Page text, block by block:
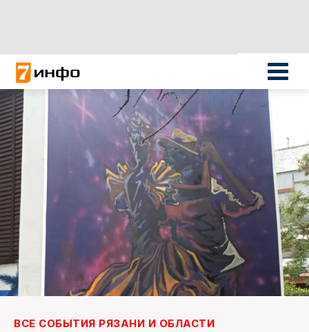
Новости России
Политика
Новости мира
Все материалы 7инфо
ПОИСК ПО САЙТУ
ВСЕ СОБЫТИЯ РЯЗАНИ И ОБЛАСТИ